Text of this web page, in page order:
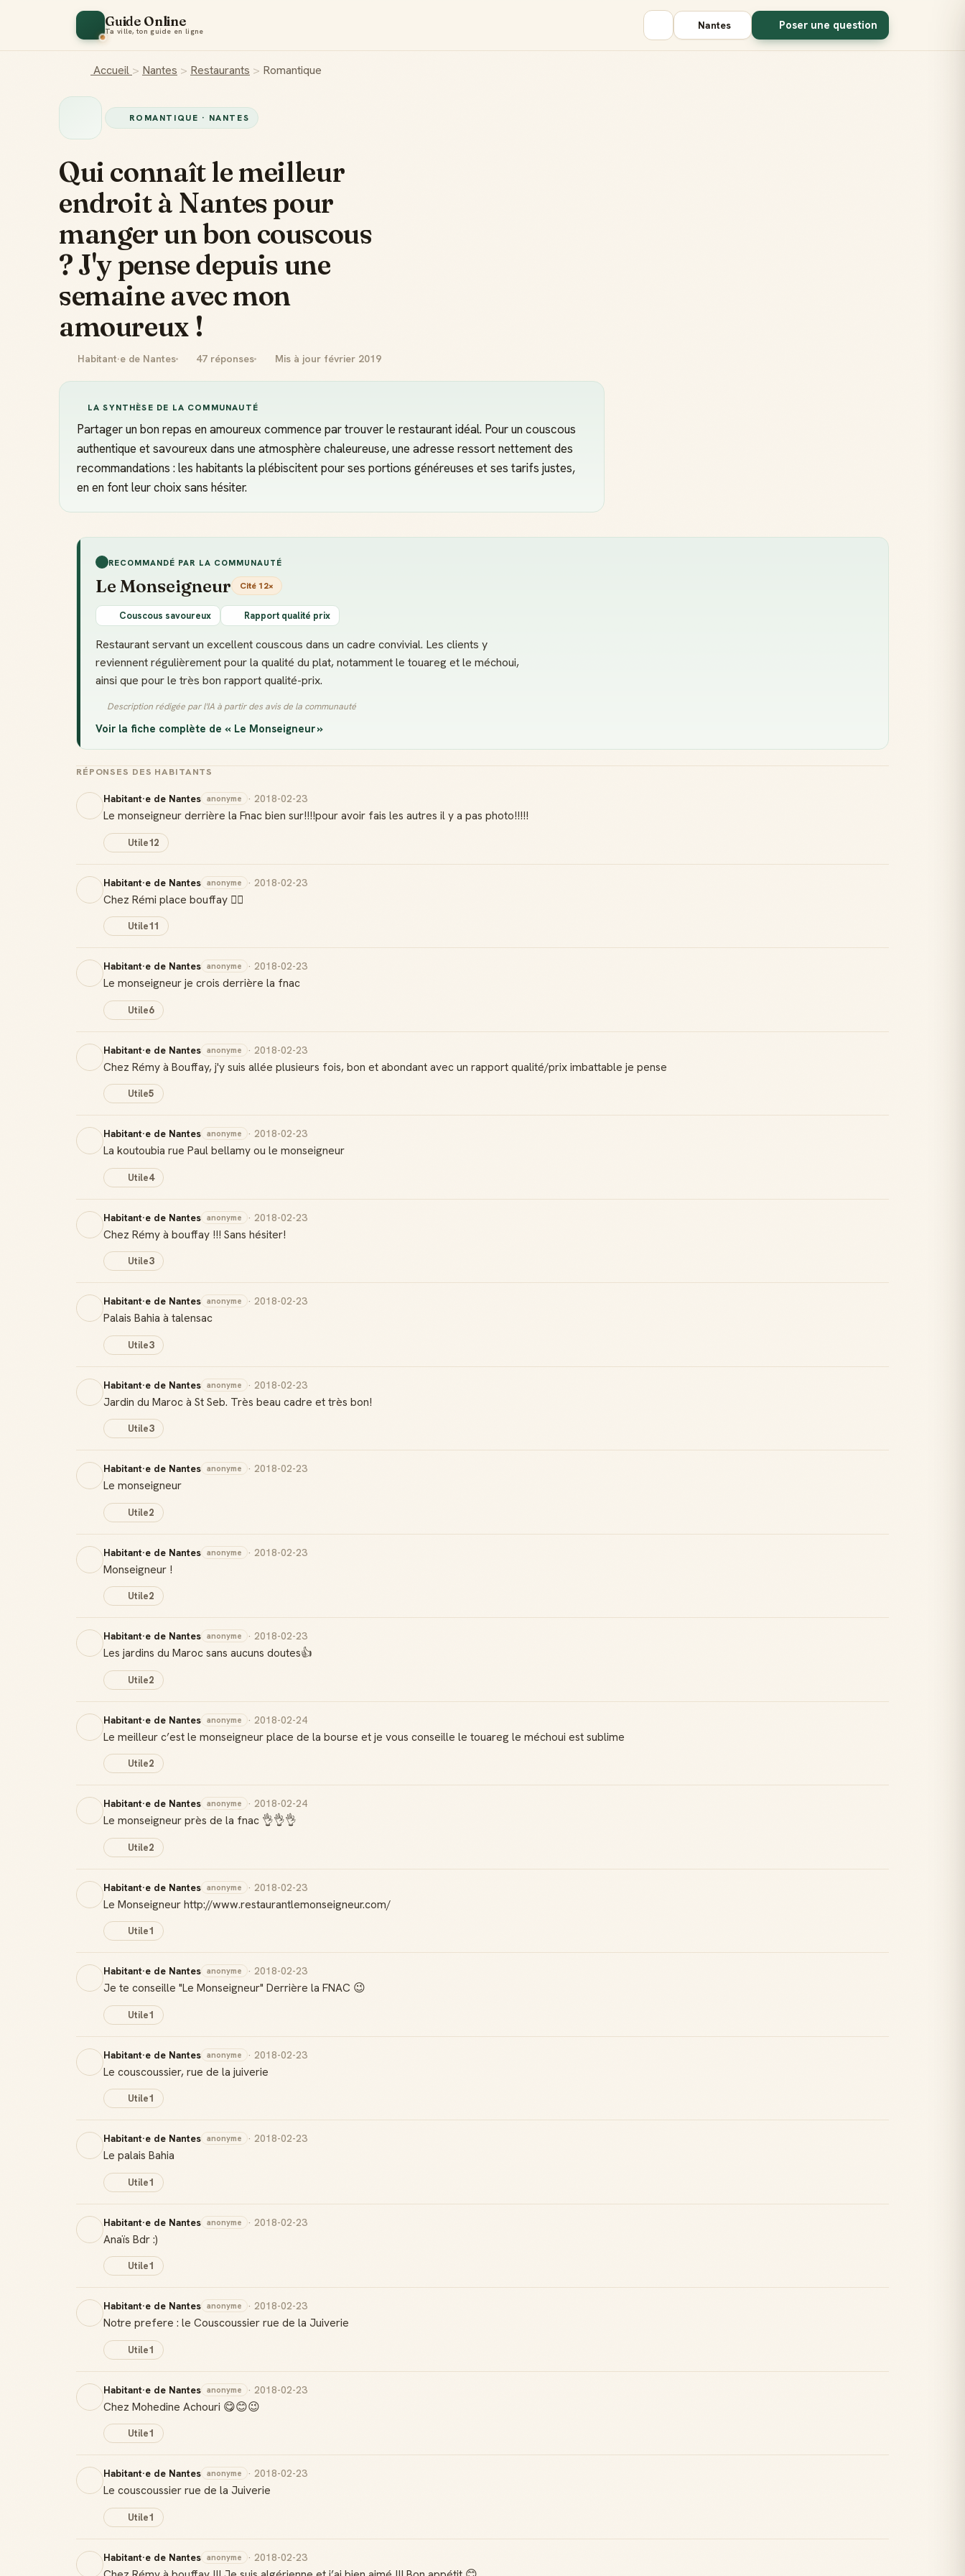
Guide Online
Ta ville, ton guide en ligne Nantes Poser une question
Accueil > Nantes > Restaurants > Romantique
ROMANTIQUE · NANTES
Qui connaît le meilleur
endroit à Nantes pour
manger un bon couscous
? J'y pense depuis une
semaine avec mon
amoureux !
Habitant·e de Nantes 47 réponses Mis à jour février 2019
LA SYNTHÈSE DE LA COMMUNAUTÉ
Partager un bon repas en amoureux commence par trouver le restaurant idéal. Pour un couscous
authentique et savoureux dans une atmosphère chaleureuse, une adresse ressort nettement des
recommandations : les habitants la plébiscitent pour ses portions généreuses et ses tarifs justes,
en en font leur choix sans hésiter.
RECOMMANDÉ PAR LA COMMUNAUTÉ
Le Monseigneur Cité 12×
Couscous savoureux Rapport qualité prix
Restaurant servant un excellent couscous dans un cadre convivial. Les clients y
reviennent régulièrement pour la qualité du plat, notamment le touareg et le méchoui,
ainsi que pour le très bon rapport qualité-prix.
Description rédigée par l'IA à partir des avis de la communauté
Voir la fiche complète de « Le Monseigneur »
RÉPONSES DES HABITANTS
Habitant·e de Nantes anonyme · 2018-02-23
Le monseigneur derrière la Fnac bien sur!!!!pour avoir fais les autres il y a pas photo!!!!!
Utile12
Habitant·e de Nantes anonyme · 2018-02-23
Chez Rémi place bouffay 👍🏼
Utile11
Habitant·e de Nantes anonyme · 2018-02-23
Le monseigneur je crois derrière la fnac
Utile6
Habitant·e de Nantes anonyme · 2018-02-23
Chez Rémy à Bouffay, j'y suis allée plusieurs fois, bon et abondant avec un rapport qualité/prix imbattable je pense
Utile5
Habitant·e de Nantes anonyme · 2018-02-23
La koutoubia rue Paul bellamy ou le monseigneur
Utile4
Habitant·e de Nantes anonyme · 2018-02-23
Chez Rémy à bouffay !!! Sans hésiter!
Utile3
Habitant·e de Nantes anonyme · 2018-02-23
Palais Bahia à talensac
Utile3
Habitant·e de Nantes anonyme · 2018-02-23
Jardin du Maroc à St Seb. Très beau cadre et très bon!
Utile3
Habitant·e de Nantes anonyme · 2018-02-23
Le monseigneur
Utile2
Habitant·e de Nantes anonyme · 2018-02-23
Monseigneur !
Utile2
Habitant·e de Nantes anonyme · 2018-02-23
Les jardins du Maroc sans aucuns doutes👍
Utile2
Habitant·e de Nantes anonyme · 2018-02-24
Le meilleur c’est le monseigneur place de la bourse et je vous conseille le touareg le méchoui est sublime
Utile2
Habitant·e de Nantes anonyme · 2018-02-24
Le monseigneur près de la fnac 👌👌👌
Utile2
Habitant·e de Nantes anonyme · 2018-02-23
Le Monseigneur http://www.restaurantlemonseigneur.com/
Utile1
Habitant·e de Nantes anonyme · 2018-02-23
Je te conseille "Le Monseigneur" Derrière la FNAC 😉
Utile1
Habitant·e de Nantes anonyme · 2018-02-23
Le couscoussier, rue de la juiverie
Utile1
Habitant·e de Nantes anonyme · 2018-02-23
Le palais Bahia
Utile1
Habitant·e de Nantes anonyme · 2018-02-23
Anaïs Bdr :)
Utile1
Habitant·e de Nantes anonyme · 2018-02-23
Notre prefere : le Couscoussier rue de la Juiverie
Utile1
Habitant·e de Nantes anonyme · 2018-02-23
Chez Mohedine Achouri 😋😊😉
Utile1
Habitant·e de Nantes anonyme · 2018-02-23
Le couscoussier rue de la Juiverie
Utile1
Habitant·e de Nantes anonyme · 2018-02-23